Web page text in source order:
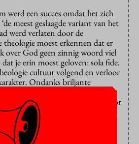
werd een succes omdat het zich
meest geslaagde variant van het
werd verlaten door de
moest erkennen dat er
over God geen zinnig woord viel
je erin moest geloven: sola fide.
cultuur volgend en verloor
Ondanks briljante
om die rationele basis te
in het confessionele spoor
dus nu achterhoedegevechten uit
In Nederland en